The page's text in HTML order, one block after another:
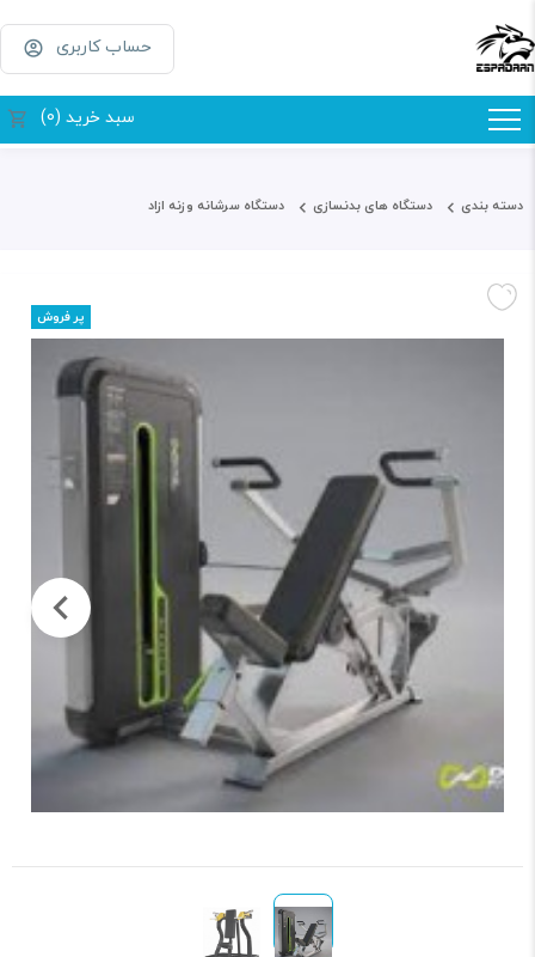
حساب کاربری
سبد خرید (0)
دسته بندی دستگاه های بدنسازی دستگاه سرشانه وزنه ازاد
پر فروش